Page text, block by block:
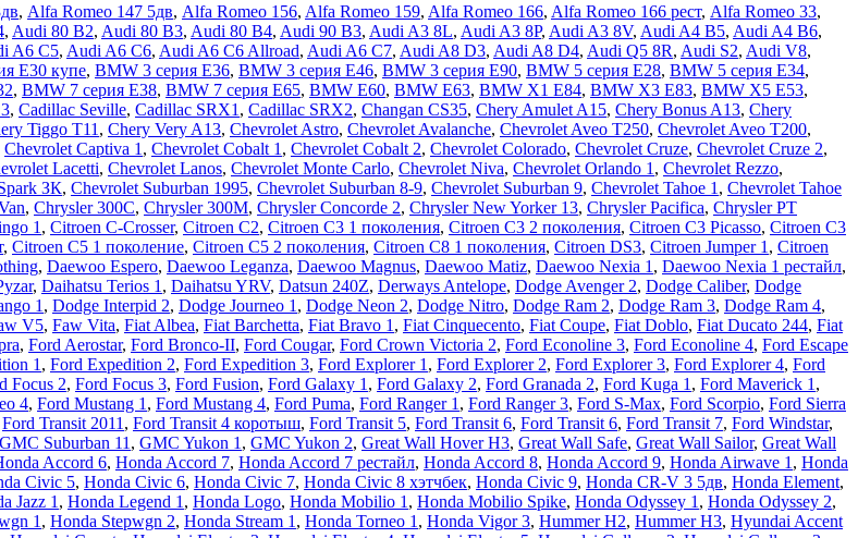
, Alfa Romeo 147 5дв, Alfa Romeo 156, Alfa Romeo 159, Alfa Romeo 166, Alfa Romeo 166 рест, Alfa Romeo 33,
, Audi 80 B2, Audi 80 B3, Audi 80 B4, Audi 90 B3, Audi A3 8L, Audi A3 8P, Audi A3 8V, Audi A4 B5, Audi A4 B6,
A6 C5, Audi A6 C6, Audi A6 C6 Allroad, Audi A6 C7, Audi A8 D3, Audi A8 D4, Audi Q5 8R, Audi S2, Audi V8,
E30 купе, BMW 3 серия E36, BMW 3 серия E46, BMW 3 серия E90, BMW 5 серия E28, BMW 5 серия E34,
, BMW 7 серия E38, BMW 7 серия E65, BMW E60, BMW E63, BMW X1 E84, BMW X3 E83, BMW X5 E53,
, Cadillac Seville, Cadillac SRX1 , Cadillac SRX2, Changan CS35, Chery Amulet A15, Chery Bonus A13, Chery
Tiggo T11 , Chery Very A13, Chevrolet Astro, Chevrolet Avalanche, Chevrolet Aveo T250, Chevrolet Aveo Т200,
Chevrolet Captiva 1 , Chevrolet Cobalt 1 , Chevrolet Cobalt 2, Chevrolet Colorado, Chevrolet Cruze, Chevrolet Cruze 2,
Lacetti, Chevrolet Lanos, Chevrolet Monte Carlo, Chevrolet Niva, Chevrolet Orlando 1 , Chevrolet Rezzo,
ЗК, Chevrolet Suburban 1995, Chevrolet Suburban 8-9, Chevrolet Suburban 9, Chevrolet Tahoe 1 , Chevrolet Tahoe
, Chrysler 300C, Chrysler 300M, Chrysler Concorde 2, Chrysler New Yorker 13, Chrysler Pacifica, Chrysler PT
1 , Citroen C-Crosser, Citroen C2, Citroen C3 1 поколения, Citroen C3 2 поколения, Citroen C3 Picasso, Citroen C3
, Citroen C5 1 поколение, Citroen C5 2 поколения, Citroen C8 1 поколения, Citroen DS3, Citroen Jumper 1 , Citroen
, Daewoo Espero, Daewoo Leganza, Daewoo Magnus, Daewoo Matiz, Daewoo Nexia 1 , Daewoo Nexia 1 рестайл,
, Daihatsu Terios 1 , Daihatsu YRV, Datsun 240Z, Derways Antelope, Dodge Avenger 2, Dodge Caliber, Dodge
1 , Dodge Interpid 2, Dodge Journeo 1 , Dodge Neon 2, Dodge Nitro, Dodge Ram 2, Dodge Ram 3, Dodge Ram 4,
V5, Faw Vita, Fiat Albea, Fiat Barchetta, Fiat Bravo 1 , Fiat Cinquecento, Fiat Coupe, Fiat Doblo, Fiat Ducato 244, Fiat
, Ford Aerostar, Ford Bronco-II, Ford Cougar, Ford Crown Victoria 2, Ford Econoline 3, Ford Econoline 4, Ford Escape
1 , Ford Expedition 2, Ford Expedition 3, Ford Explorer 1 , Ford Explorer 2, Ford Explorer 3, Ford Explorer 4, Ford
Focus 2, Ford Focus 3, Ford Fusion, Ford Galaxy 1 , Ford Galaxy 2, Ford Granada 2, Ford Kuga 1 , Ford Maverick 1 ,
4, Ford Mustang 1 , Ford Mustang 4, Ford Puma, Ford Ranger 1 , Ford Ranger 3, Ford S-Max, Ford Scorpio, Ford Sierra
Ford Transit 2011 , Ford Transit 4 коротыш, Ford Transit 5, Ford Transit 6, Ford Transit 6, Ford Transit 7, Ford Windstar,
GMC Suburban 11 , GMC Yukon 1 , GMC Yukon 2, Great Wall Hover H3, Great Wall Safe, Great Wall Sailor, Great Wall
Accord 6, Honda Accord 7, Honda Accord 7 рестайл, Honda Accord 8, Honda Accord 9, Honda Airwave 1 , Honda
Civic 5, Honda Civic 6, Honda Civic 7, Honda Civic 8 хэтчбек, Honda Civic 9, Honda CR-V 3 5дв, Honda Element,
Jazz 1 , Honda Legend 1 , Honda Logo, Honda Mobilio 1 , Honda Mobilio Spike, Honda Odyssey 1 , Honda Odyssey 2,
1 , Honda Stepwgn 2, Honda Stream 1 , Honda Torneo 1 , Honda Vigor 3, Hummer H2, Hummer H3, Hyundai Accent